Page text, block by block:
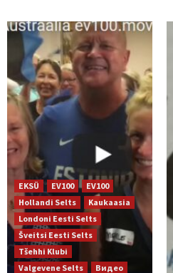
EKSÜ EV100
EV100
Hollandi Selts
Kaukaasia
Londoni Eesti Selts
Šveitsi Eesti Selts
Tšehhi Klubi
Valgevene Selts
Видео